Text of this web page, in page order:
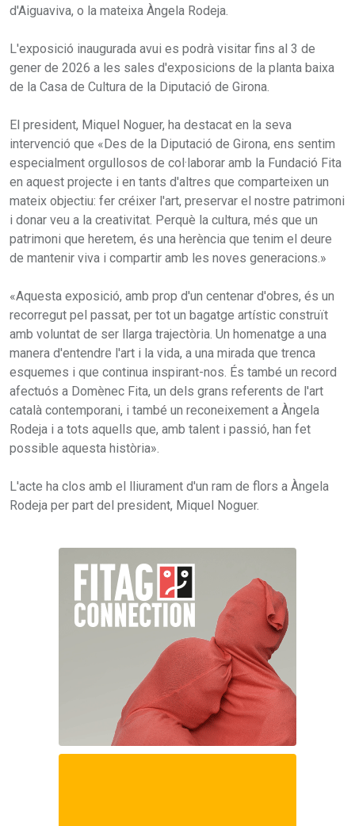
d'Aiguaviva, o la mateixa Àngela Rodeja.
L'exposició inaugurada avui es podrà visitar fins al 3 de
gener de 2026 a les sales d'exposicions de la planta baixa
de la Casa de Cultura de la Diputació de Girona.
El president, Miquel Noguer, ha destacat en la seva
intervenció que «Des de la Diputació de Girona, ens sentim
especialment orgullosos de col·laborar amb la Fundació Fita
en aquest projecte i en tants d'altres que comparteixen un
mateix objectiu: fer créixer l'art, preservar el nostre patrimoni
i donar veu a la creativitat. Perquè la cultura, més que un
patrimoni que heretem, és una herència que tenim el deure
de mantenir viva i compartir amb les noves generacions.»
«Aquesta exposició, amb prop d'un centenar d'obres, és un
recorregut pel passat, per tot un bagatge artístic construït
amb voluntat de ser llarga trajectòria. Un homenatge a una
manera d'entendre l'art i la vida, a una mirada que trenca
esquemes i que continua inspirant-nos. És també un record
afectuós a Domènec Fita, un dels grans referents de l'art
català contemporani, i també un reconeixement a Àngela
Rodeja i a tots aquells que, amb talent i passió, han fet
possible aquesta història».
L'acte ha clos amb el lliurament d'un ram de flors a Àngela
Rodeja per part del president, Miquel Noguer.